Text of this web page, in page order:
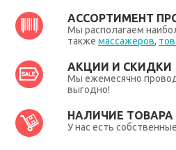
АССОРТИМЕНТ
Мы располагаем
также массажеров,
АКЦИИ И СКИДКИ
Мы ежемесячно
выгодно!
НАЛИЧИЕ ТОВАРА
У нас есть